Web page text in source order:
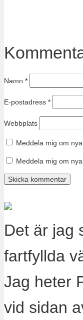
Namn *
E-postadress *
Webbplats
Meddela mig om
Meddela mig om
Det är jag
fartfyllda
Jag heter
vid sidan